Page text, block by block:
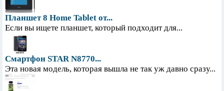
Планшет 8 Home Tablet от...
Если вы ищете планшет, который подходит для...
Смартфон STAR N8770...
Эта новая модель, которая вышла не так уж давно сразу...